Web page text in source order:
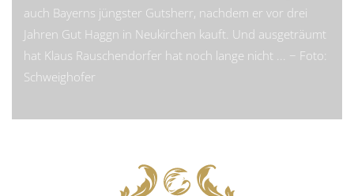
auch Bayerns jüngster Gutsherr, nachdem er vor drei
Jahren Gut Haggn in Neukirchen kauft. Und ausgeträumt
hat Klaus Rauschendorfer hat noch lange nicht ... − Foto:
Schweighofer